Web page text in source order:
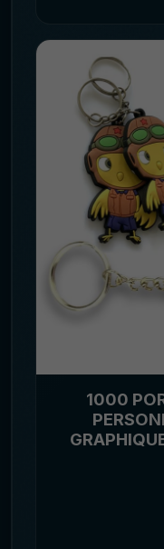
1000